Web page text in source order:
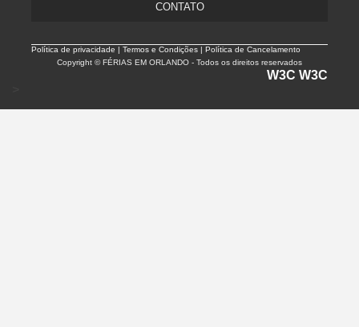
CONTATO
Política de privacidade |Termos e Condições | Política de Cancelamento
Copyright © FÉRIAS EM ORLANDO - Todos os direitos reservados
W3C W3C